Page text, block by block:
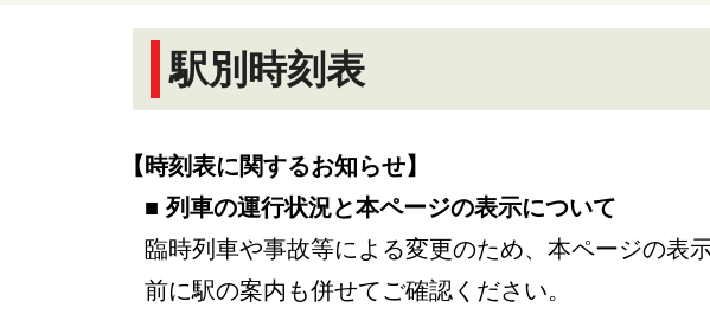
駅別時刻表
【時刻表に関するお知らせ】
■ 列車の運行状況と本ページの表示について
臨時列車や事故等による変更のため、本ページの表
前に駅の案内も併せてご確認ください。